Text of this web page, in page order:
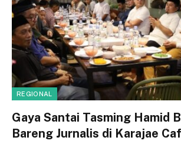
REGIONAL
Gaya Santai Tasming Hamid
Bareng Jurnalis di Karajae